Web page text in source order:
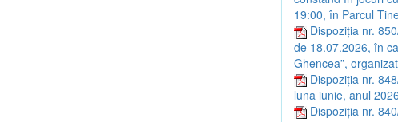
19:00, în Parcul
Dispoziția nr.
de 18.07.2026, în
Ghencea”,
Dispoziția nr.
luna iunie, anul
Dispoziția nr.